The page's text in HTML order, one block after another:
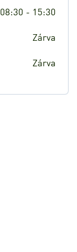
08:30 - 15:30
Zárva
Zárva